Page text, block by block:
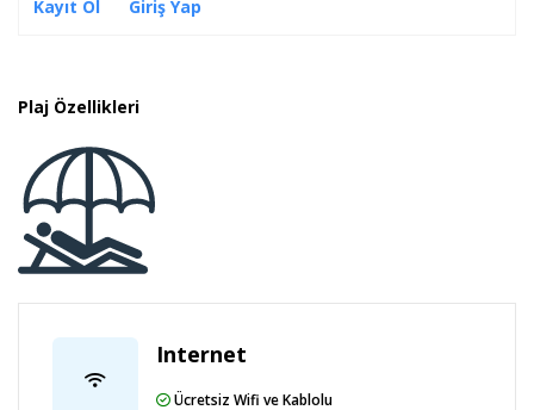
Sahil Bilgisi
270 m. uzunluğundaki özel kum plaja sahip tesisin
kendine ait iskelesi vardır.
Kayıt Ol
Giriş Yap
Plaj Özellikleri
Internet
Ücretsiz Wifi ve Kablolu